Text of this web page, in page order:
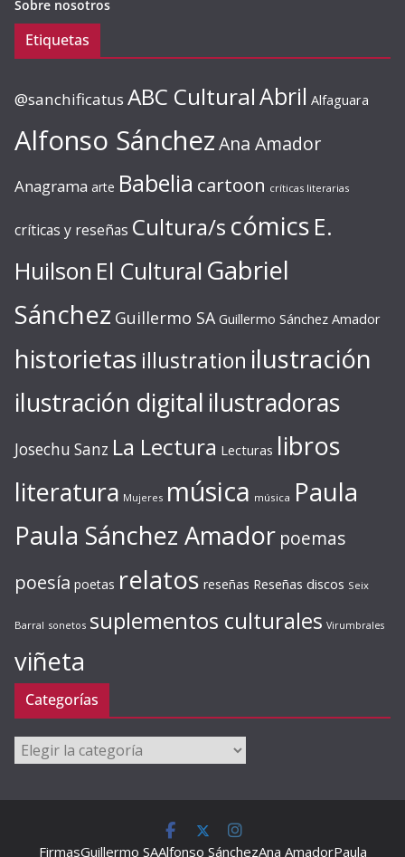
Sobre nosotros
Etiquetas
@sanchificatus ABC CulturalAbril Alfaguara
Alfonso SánchezAna Amador
Anagrama arte Babelia cartoon críticas literarias
críticas y reseñas Cultura/s cómics E.
Huilson El Cultural Gabriel
Sánchez Guillermo SA Guillermo Sánchez Amador
historietas illustration ilustración
ilustración digital ilustradoras
Josechu Sanz La Lectura Lecturas libros
literatura Mujeres música música Paula
Paula Sánchez Amador poemas
poesía poetas relatos reseñas Reseñas discos Seix
Barral sonetos suplementos culturales Virumbrales
viñeta
Categorías
Categorías
FirmasGuillermo SAAlfonso SánchezAna AmadorPaula